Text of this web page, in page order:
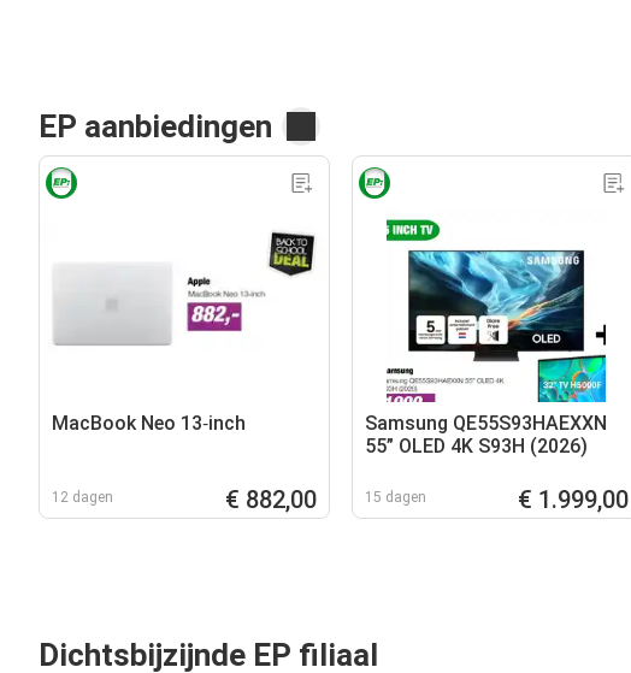
EP aanbiedingen
MacBook Neo 13‑inch
12 dagen € 882,00
Samsung QE55S93HAEXXN
55” OLED 4K S93H (2026)
15 dagen € 1.999,00
Dichtsbijzijnde EP filiaal